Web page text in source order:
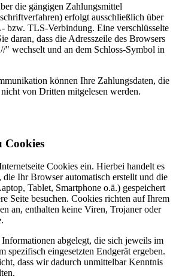
die gängigen Zahlungsmittel
erfolgt ausschließlich über
bzw. TLS-Verbindung. Eine verschlüsselte
daran, dass die Adresszeile des Browsers
wechselt und an dem Schloss-Symbol in
können Ihre Zahlungsdaten, die
von Dritten mitgelesen werden.
Cookies
Cookies ein. Hierbei handelt es
Ihr Browser automatisch erstellt und die
Tablet, Smartphone o.ä.) gespeichert
Seite besuchen. Cookies richten auf Ihrem
an, enthalten keine Viren, Trojaner oder
abgelegt, die sich jeweils im
spezifisch eingesetzten Endgerät ergeben.
dass wir dadurch unmittelbar Kenntnis